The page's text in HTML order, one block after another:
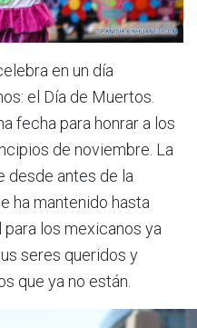
en un día
el Día de Muertos.
fecha para honrar a los
de noviembre. La
desde antes de la
ha mantenido hasta
para los mexicanos ya
seres queridos y
que ya no están.